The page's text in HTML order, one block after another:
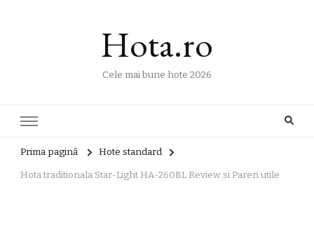
Hota.ro
Cele mai bune hote 2026
Prima pagină Hote standard
Hota traditionala Star-Light HA-260BL Review si Pareri utile